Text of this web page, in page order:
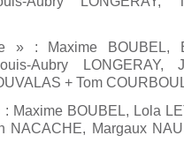
» : Maxime BOUBEL,
Aubry
+ Tom
Maxime BOUBEL, Lola
NACACHE, Margaux